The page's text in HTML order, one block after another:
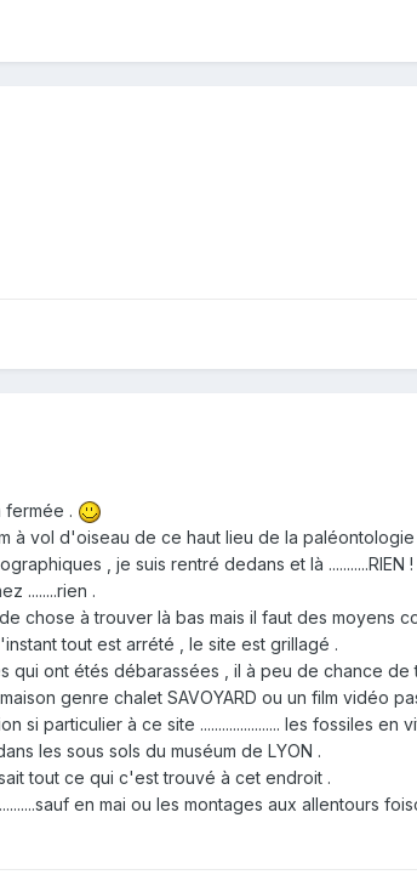
fermée .
à vol d'oiseau de ce haut lieu de la paléontologie
, je suis rentré dedans et là ...........RIEN !
........rien .
chose à trouver là bas mais il faut des moyens
tout est arrété , le site est grillagé .
qui ont étés débarassées , il à peu de chance
genre chalet SAVOYARD ou un film vidéo
si particulier à ce site ...................... les fossiles
les sous sols du muséum de LYON .
tout ce qui c'est trouvé à cet endroit .
en mai ou les montages aux allentours